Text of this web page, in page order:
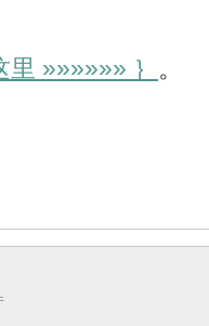
里 »»»»»» ｝ 。